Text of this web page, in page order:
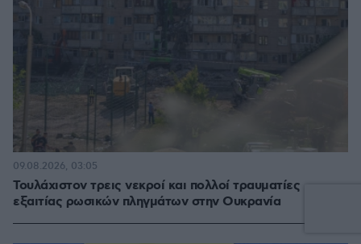
Τουλάχιστον τρεις νεκροί και πολλοί τραυματίες
εξαιτίας ρωσικών πληγμάτων στην Ουκρανία
09.08.2026, 03:05